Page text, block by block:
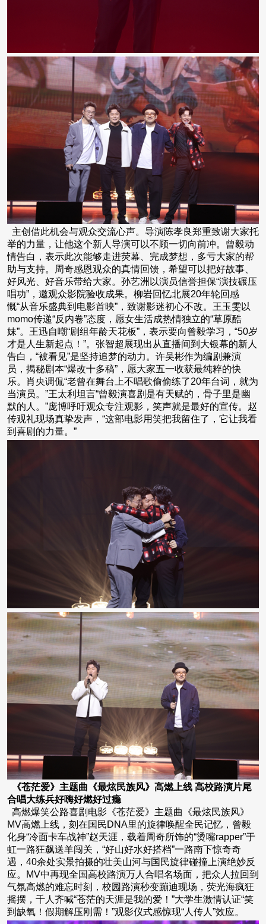
主创借此机会与观众交流心声。导演陈孝良郑重致谢大家托
举的力量，让他这个新人导演可以不顾一切向前冲。曾毅动
情告白，表示此次能够走进荧幕、完成梦想，多亏大家的帮
助与支持。周奇感恩观众的真情回馈，希望可以把好故事、
好风光、好音乐带给大家。孙艺洲以演员信誉担保“演技碾压
唱功”，邀观众影院验收成果。柳岩回忆北展20年轮回感
慨“从音乐盛典到电影首映”，致谢影迷初心不改。王玉雯以
momo传递“反内卷”态度，愿女生活成热情独立的“草原酷
妹”。王迅自嘲“剧组年龄天花板”，表示要向曾毅学习，“50岁
才是人生新起点！”。张智超展现出从直播间到大银幕的新人
告白，“被看见”是坚持追梦的动力。许吴彬作为编剧兼演
员，揭秘剧本“爆改十多稿”，愿大家五一收获最纯粹的快
乐。肖央调侃“老曾在舞台上不唱歌偷偷练了20年台词，就为
当演员。”王太利坦言“曾毅演喜剧是有天赋的，骨子里是幽
默的人。”庞博呼吁观众专注观影，笑声就是最好的宣传。赵
传观礼现场真挚发声，“这部电影用笑把我留住了，它让我看
到喜剧的力量。”
《苍茫爱》主题曲《最炫民族风》高燃上线 高校路演片尾
合唱大练兵好嗨好燃好过瘾
高燃爆笑公路喜剧电影《苍茫爱》主题曲《最炫民族风》
MV高燃上线，刻在国民DNA里的旋律唤醒全民记忆，曾毅
化身“冷面卡车战神”赵天涯，载着周奇所饰的“烫嘴rapper”于
虹一路狂飙送羊闯关，“好山好水好搭档”一路南下惊奇奇
遇，40余处实景拍摄的壮美山河与国民旋律碰撞上演绝妙反
应。MV中再现全国高校路演万人合唱名场面，把众人拉回到
气氛高燃的难忘时刻，校园路演秒变蹦迪现场，荧光海疯狂
摇摆，千人齐喊“苍茫的天涯是我的爱！”大学生激情认证“笑
到缺氧！假期解压刚需！”观影仪式感惊现“人传人”效应。